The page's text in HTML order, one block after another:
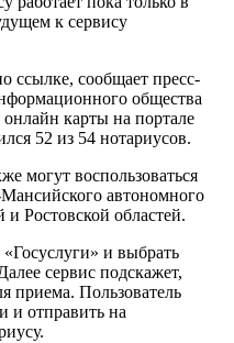
к сервису
ссылке, сообщает пресс-
общества
карты на портале
52 из 54 нотариусов.
могут воспользоваться
автономного
Ростовской областей.
и выбрать
сервис подскажет,
приема. Пользователь
и отправить на